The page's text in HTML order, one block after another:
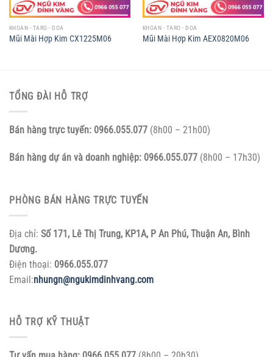
KHOAN - TARO - DOA
Mũi Mài Hợp Kim CX1225M06
KHOAN - TARO - DOA
Mũi Mài Hợp Kim AEX0820M06
TỔNG ĐÀI HỖ TRỢ
Bán hàng trực tuyến: 0966.055.077 (8h00 – 21h00)
Bán hàng dự án và doanh nghiệp: 0966.055.077 (8h00 – 17h30)
PHÒNG BÁN HÀNG TRỰC TUYẾN
Địa chỉ: Số 171, Lê Thị Trung, KP1A, P An Phú, Thuận An, Bình
Dương.
Điện thoại: 0966.055.077
Email:nhungn@ngukimdinhvang.com
HỖ TRỢ KỸ THUẬT